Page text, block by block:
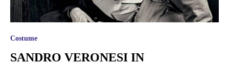
Costume
SANDRO VERONESI IN